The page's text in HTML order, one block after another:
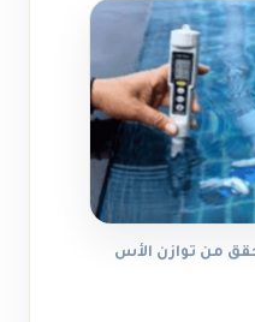
من توازن الأس